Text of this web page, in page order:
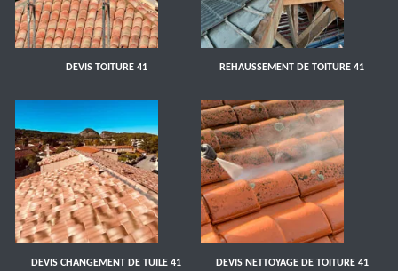
DEVIS TOITURE 41 REHAUSSEMENT DE TOITURE 41
DEVIS CHANGEMENT DE TUILE 41 DEVIS NETTOYAGE DE TOITURE 41